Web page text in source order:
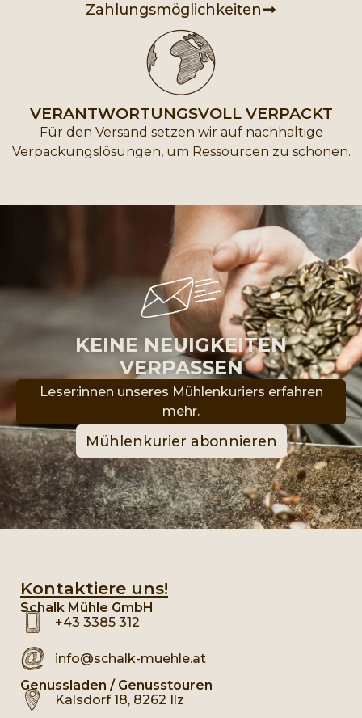
Zahlungsmöglichkeiten
VERANTWORTUNGS­VOLL VERPACKT
Für den Versand setzen wir auf nachhaltige
Verpackungslösungen, um Ressourcen zu schonen.
KEINE NEUIGKEITEN
VERPASSEN
Leser:innen unseres Mühlenkuriers erfahren
mehr.
Mühlenkurier abonnieren
Kontaktiere uns!
Schalk Mühle GmbH
+43 3385 312
info@schalk-muehle.at
Genussladen / Genusstouren
Kalsdorf 18, 8262 Ilz